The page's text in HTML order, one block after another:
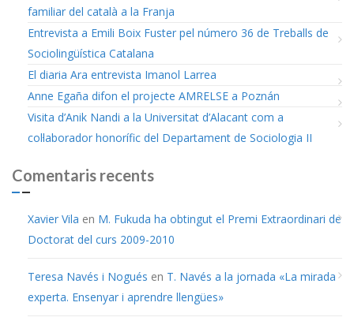
familiar del català a la Franja
Entrevista a Emili Boix Fuster pel número 36 de Treballs de
Sociolingüística Catalana
El diaria Ara entrevista Imanol Larrea
Anne Egaña difon el projecte AMRELSE a Poznán
Visita d’Anik Nandi a la Universitat d’Alacant com a
col·laborador honorífic del Departament de Sociologia II
Comentaris recents
Xavier Vila en M. Fukuda ha obtingut el Premi Extraordinari de
Doctorat del curs 2009-2010
Teresa Navés i Nogués en T. Navés a la jornada «La mirada
experta. Ensenyar i aprendre llengües»